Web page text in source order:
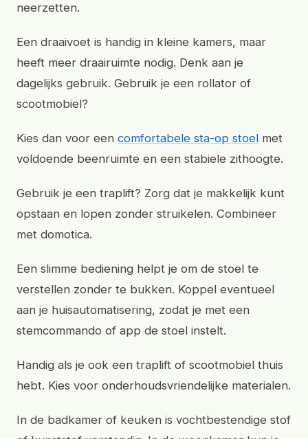
neerzetten.
Een draaivoet is handig in kleine kamers, maar
heeft meer draairuimte nodig. Denk aan je
dagelijks gebruik. Gebruik je een rollator of
scootmobiel?
Kies dan voor een comfortabele sta-op stoel met
voldoende beenruimte en een stabiele zithoogte.
Gebruik je een traplift? Zorg dat je makkelijk kunt
opstaan en lopen zonder struikelen. Combineer
met domotica.
Een slimme bediening helpt je om de stoel te
verstellen zonder te bukken. Koppel eventueel
aan je huisautomatisering, zodat je met een
stemcommando of app de stoel instelt.
Handig als je ook een traplift of scootmobiel thuis
hebt. Kies voor onderhoudsvriendelijke materialen.
In de badkamer of keuken is vochtbestendige stof